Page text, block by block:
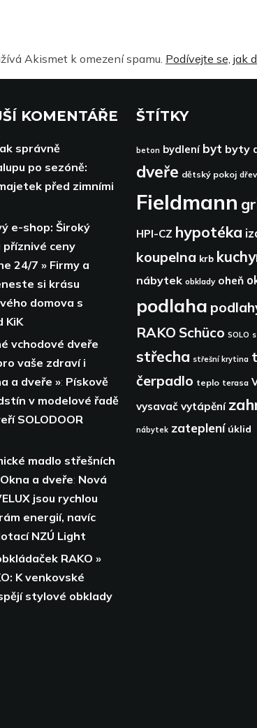
Akismet k omezení spamu. Podívejte se, jak
KOMENTÁŘE
správně
po sezóně:
před zimními
e-shop: Široký
příznivé ceny
24/7 » Firmy a
si krásu
domova s
KiK
vchodové dveře
vaše zdraví i
a dveře »: Pískově
v modelové řadě
SOLODOOR
madlo střešních
a dveře: Nová
jsou rychlou
energií, navíc
NZÚ Light
RAKO »
K venkovské
stylové obklady
ŠTÍTKY
beton bydlení byt byty
dveře dětský pokoj
Fieldmann
HPI-CZ hypotéka
koupelna krb
nábytek obklady oheň
podlaha
RAKO Schüco SOLO
střecha střešní krytina
čerpadlo teplo terasa
vysavač vytápění
nábytek zateplení úklid